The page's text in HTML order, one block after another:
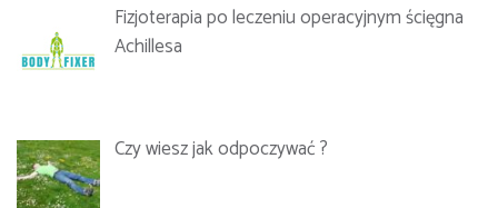
Data:19.11.2022
Fizjoterapia po leczeniu operacyjnym ścięgna
Achillesa
Czy wiesz jak odpoczywać ?